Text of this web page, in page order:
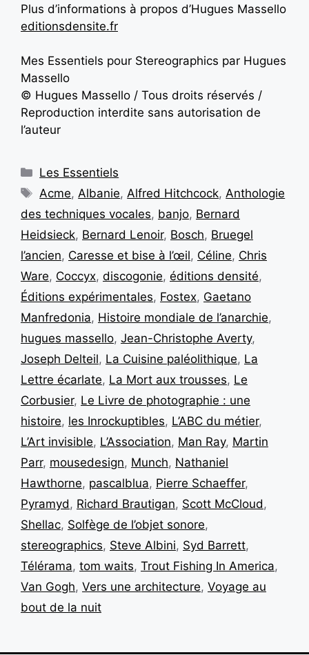
Plus d’informations à propos d’Hugues Massello
editionsdensite.fr
Mes Essentiels pour Stereographics par Hugues
Massello
© Hugues Massello / Tous droits réservés /
Reproduction interdite sans autorisation de
l’auteur
Les Essentiels
Acme,Albanie,Alfred Hitchcock,Anthologie
des techniques vocales, banjo, Bernard
Heidsieck, Bernard Lenoir, Bosch, Bruegel
l’ancien, Caresse et bise à l’œil, Céline, Chris
Ware, Coccyx, discogonie, éditions densité,
Éditions expérimentales, Fostex, Gaetano
Manfredonia, Histoire mondiale de l’anarchie,
hugues massello, Jean-Christophe Averty,
Joseph Delteil, La Cuisine paléolithique, La
Lettre écarlate, La Mort aux trousses, Le
Corbusier, Le Livre de photographie : une
histoire, les Inrockuptibles, L’ABC du métier,
L’Art invisible, L’Association, Man Ray, Martin
Parr, mousedesign, Munch, Nathaniel
Hawthorne, pascalblua, Pierre Schaeffer,
Pyramyd, Richard Brautigan, Scott McCloud,
Shellac, Solfège de l’objet sonore,
stereographics, Steve Albini, Syd Barrett,
Télérama, tom waits, Trout Fishing In America,
Van Gogh, Vers une architecture, Voyage au
bout de la nuit